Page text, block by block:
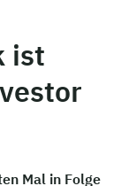
ist
Mal in Folge